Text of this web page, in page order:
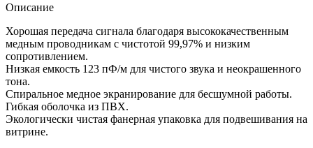
Описание
Хорошая передача сигнала благодаря высококачественным
медным проводникам с чистотой 99,97% и низким
сопротивлением.
Низкая емкость 123 пФ/м для чистого звука и неокрашенного
тона.
Спиральное медное экранирование для бесшумной работы.
Гибкая оболочка из ПВХ.
Экологически чистая фанерная упаковка для подвешивания на
витрине.